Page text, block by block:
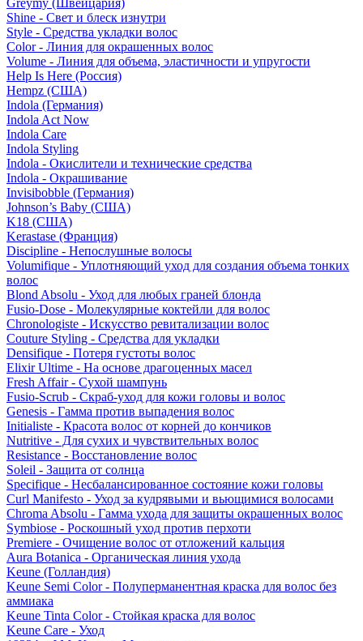
Greymy (Швейцария)
Shine - Свет и блеск изнутри
Style - Средства укладки волос
Color - Линия для окрашенных волос
Volume - Линия для объема, эластичности и упругости
Help Is Here (Россия)
Hempz (США)
Indola (Германия)
Indola Act Now
Indola Care
Indola Styling
Indola - Окислители и технические средства
Indola - Окрашивание
Invisibobble (Германия)
Johnson’s Baby (США)
K18 (США)
Kerastase (Франция)
Discipline - Непослушные волосы
Volumifique - Уплотняющий уход для создания объема тонких
волос
Blond Absolu - Уход для любых граней блонда
Fusio-Dose - Молекулярные коктейли для волос
Chronologiste - Искусство ревитализации волос
Couture Styling - Средства для укладки
Densifique - Потеря густоты волос
Elixir Ultime - На основе драгоценных масел
Fresh Affair - Сухой шампунь
Fusio-Scrub - Скраб-уход для кожи головы и волос
Genesis - Гамма против выпадения волос
Initialiste - Красота волос от корней до кончиков
Nutritive - Для сухих и чувствительных волос
Resistance - Восстановление волос
Soleil - Защита от солнца
Specifique - Несбалансированное состояние кожи головы
Curl Manifesto - Уход за кудрявыми и вьющимися волосами
Chroma Absolu - Гамма ухода для защиты окрашенных волос
Symbiose - Роскошный уход против перхоти
Premiere - Очищение волос от отложений кальция
Aura Botanica - Органическая линия ухода
Keune (Голландия)
Keune Semi Color - Полуперманентная краска для волос без
аммиака
Keune Tinta Color - Стойкая краска для волос
Keune Care - Уход